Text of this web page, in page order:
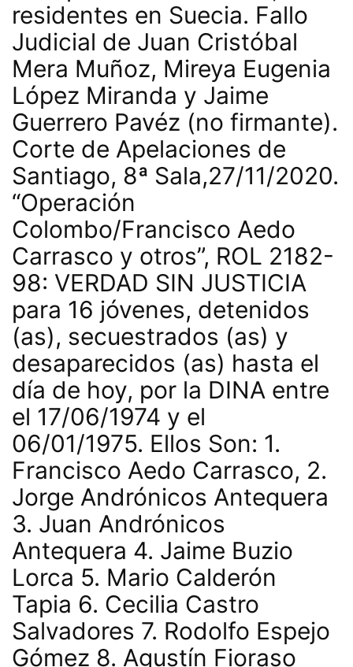
residentes en Suecia. Fallo
Judicial de Juan Cristóbal
Mera Muñoz, Mireya Eugenia
López Miranda y Jaime
Guerrero Pavéz (no firmante).
Corte de Apelaciones de
Santiago, 8ª Sala,27/11/2020.
“Operación
Colombo/Francisco Aedo
Carrasco y otros”, ROL 2182-
98: VERDAD SIN JUSTICIA
para 16 jóvenes, detenidos
(as), secuestrados (as) y
desaparecidos (as) hasta el
día de hoy, por la DINA entre
el 17/06/1974 y el
06/01/1975. Ellos Son: 1.
Francisco Aedo Carrasco, 2.
Jorge Andrónicos Antequera
3. Juan Andrónicos
Antequera 4. Jaime Buzio
Lorca 5. Mario Calderón
Tapia 6. Cecilia Castro
Salvadores 7. Rodolfo Espejo
Gómez 8. Agustín Fioraso